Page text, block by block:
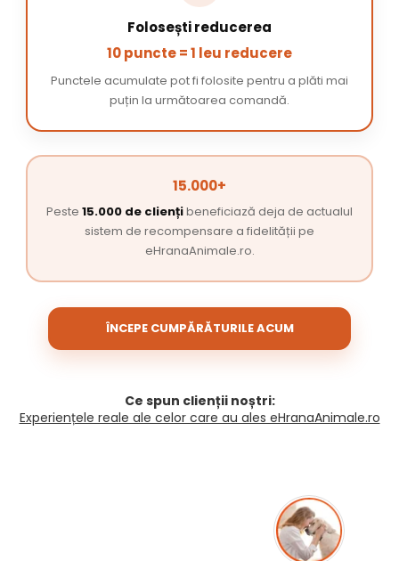
Folosești reducerea
10 puncte = 1 leu reducere
Punctele acumulate pot fi folosite pentru a plăti mai
puțin la următoarea comandă.
15.000+
Peste 15.000 de cliențibeneficiază deja de actualul
sistem de recompensare a fidelității pe
eHranaAnimale.ro.
ÎNCEPE CUMPĂRĂTURILE ACUM
Ce spun clienții noștri:
Experiențele reale ale celor care au ales eHranaAnimale.ro